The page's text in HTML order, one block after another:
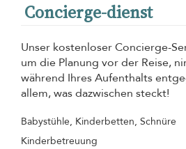
Concierge-dienst
Unser kostenloser Concierge-
um die Planung vor der Reise,
während Ihres Aufenthalts
allem, was dazwischen steckt!
Babystühle, Kinderbetten, Schnüre
Kinderbetreuung